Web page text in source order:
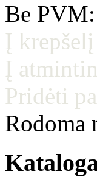
Be
Į krepšelį
Į
Pridėti
Rodoma